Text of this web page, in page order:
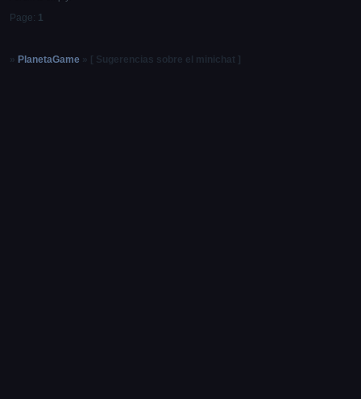
Page: 1
» PlanetaGame » [ Sugerencias sobre el minichat ]